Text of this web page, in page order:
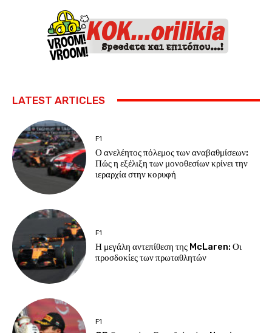
LATEST ARTICLES
F1
Ο ανελέητος πόλεμος των αναβαθμίσεων:
Πώς η εξέλιξη των μονοθεσίων κρίνει την
ιεραρχία στην κορυφή
F1
Η μεγάλη αντεπίθεση της McLaren: Οι
προσδοκίες των πρωταθλητών
F1